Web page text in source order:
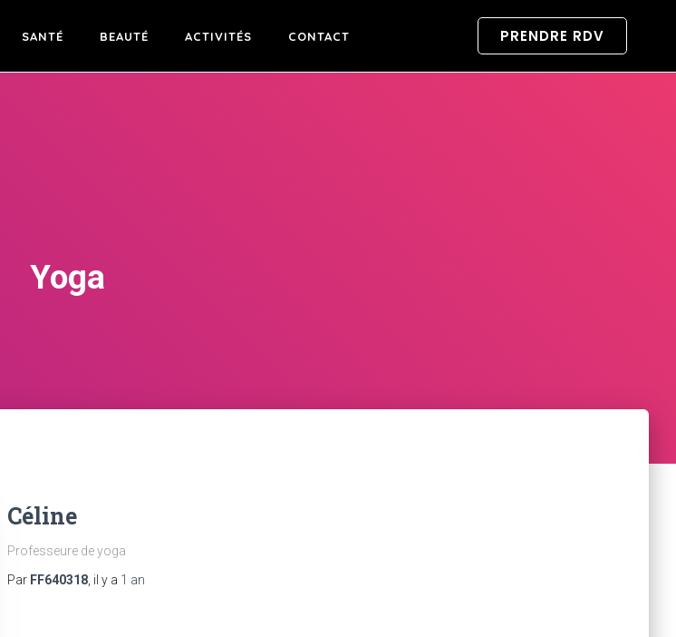
SANTÉ BEAUTÉ ACTIVITÉS CONTACT PRENDRE RDV
Yoga
Céline
Professeure de yoga
Par FF640318, il y a 1 an